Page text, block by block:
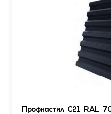
Профнастил С21 RAL